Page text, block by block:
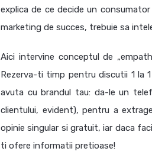
explica de ce decide un
marketing de succes, trebuie sa
Aici intervine conceptul de
Rezerva-ti timp pentru discutii 1 la
avuta cu brandul tau: da-le un
clientului, evident), pentru a
opinie singular si gratuit, iar daca
ti ofere informatii pretioase!